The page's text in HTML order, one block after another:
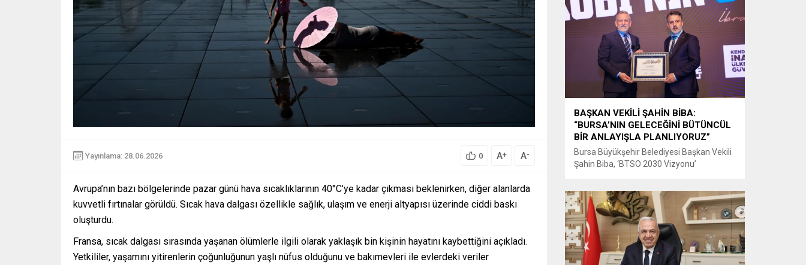
Yayınlama: 28.06.2026 0 A+ A-
Avrupa’nın bazı bölgelerinde pazar günü hava sıcaklıklarının 40°C’ye kadar çıkması beklenirken, diğer alanlarda
kuvvetli fırtınalar görüldü. Sıcak hava dalgası özellikle sağlık, ulaşım ve enerji altyapısı üzerinde ciddi baskı
oluşturdu.
Fransa, sıcak dalgası sırasında yaşanan ölümlerle ilgili olarak yaklaşık bin kişinin hayatını kaybettiğini açıkladı.
Yetkililer, yaşamını yitirenlerin çoğunluğunun yaşlı nüfus olduğunu ve bakımevleri ile evlerdeki veriler
Büyükşehir Belediyesi adına Bursa Kültür
Sanat ve Turizm Vakfı (BKSTV) tarafından
bu yıl 64’üncüsü düzenlenen Uluslararası
Bursa Festivali, sevilen sanatçı Aslı Hünel’i
müzikseverlerle buluşturdu. Uludağ İçecek
ana sponsorluğunda düzenlenen...
BAŞKAN VEKİLİ ŞAHİN BİBA:
“BURSA’NIN GELECEĞİNİ BÜTÜNCÜL
BİR ANLAYIŞLA PLANLIYORUZ”
Bursa Büyükşehir Belediyesi Başkan Vekili
Şahin Biba, ‘BTSO 2030 Vizyonu’
programında, “Bursa’mızın ulaşım ve
turizm master planlarını vatandaşlarımızın
konforunu ve güvenliğini esas alarak
hazırlıyoruz. Çevre düzeni planı
çalışmalarımızı da şehrimizin gelecek
yıllardaki gelişimini bütüncül bir anlayışla